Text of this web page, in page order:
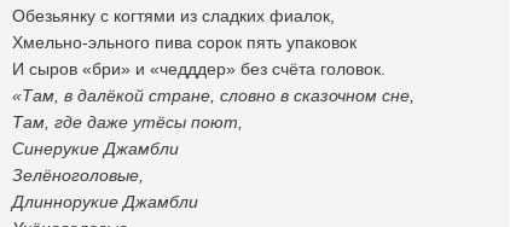
Обезьянку с когтями из сладких фиалок,
Хмельно-эльного пива сорок пять упаковок
И сыров «бри» и «чедддер» без счёта головок.
«Там, в далёкой стране, словно в сказочном сне,
Там, где даже утёсы поют,
Синерукие Джамбли
Зелёноголовые,
Длиннорукие Джамбли